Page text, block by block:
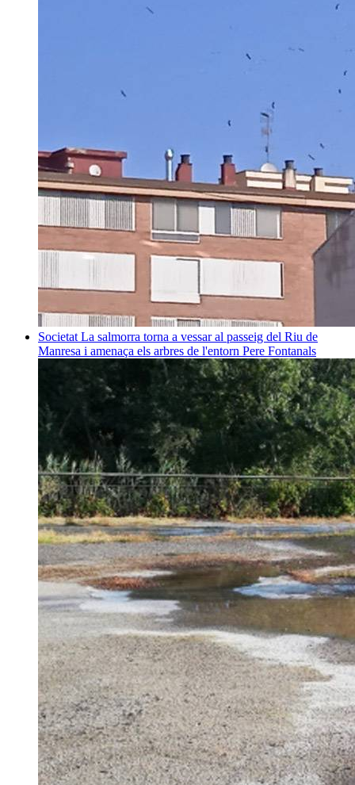
Societat La salmorra torna a vessar al passeig del Riu de
Manresa i amenaça els arbres de l'entorn Pere Fontanals